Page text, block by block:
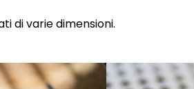
di varie dimensioni.